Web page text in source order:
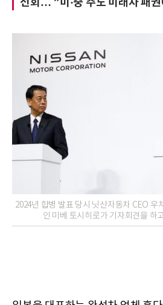
2024년 합병 발표 당시 닛산자동차 CEO 우
인 미베 토시히로가 기자회견을 하